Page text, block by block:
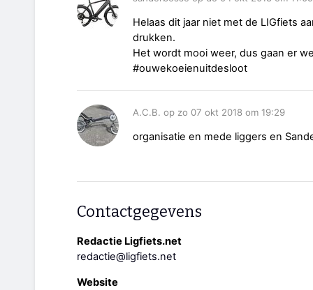
Helaas dit jaar niet met de LIGfiets
drukken.
Het wordt mooi weer, dus gaan er
#ouwekoeienuitdesloot
A.C.B. op zo 07 okt 2018 om 19:29
organisatie en mede liggers en
Contactgegevens
Redactie Ligfiets.net
redactie@ligfiets.net
Website